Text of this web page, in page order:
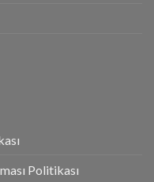
Politikası